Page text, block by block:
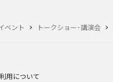
ベント トークショー･講演会
用について